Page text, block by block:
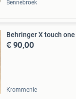
Bennebroek
Behringer X touch
€ 90,00
Krommenie